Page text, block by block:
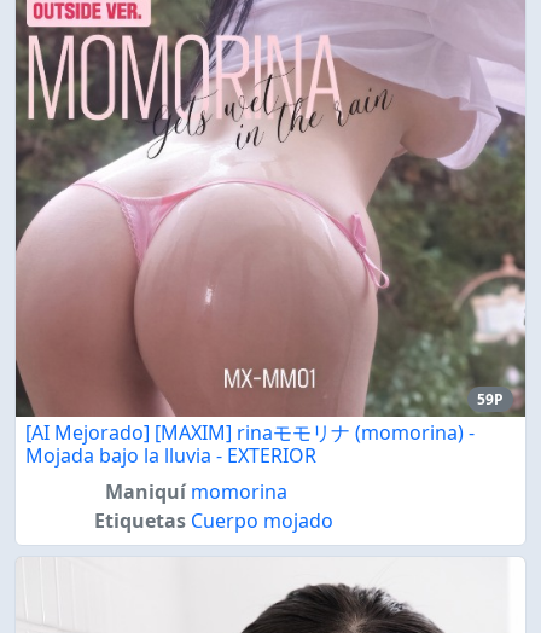
59P
[AI Mejorado] [MAXIM] rinaモモリナ (momorina) -
Mojada bajo la lluvia - EXTERIOR
Maniquí momorina
Etiquetas Cuerpo mojado